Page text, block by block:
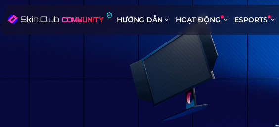
HƯỚNG DẪN HOẠT ĐỘNG ESPORTS